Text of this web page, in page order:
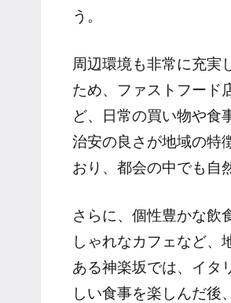
う。
周辺環境も非常に充実
ため、ファストフード
ど、日常の買い物や食
治安の良さが地域の特
おり、都会の中でも自
さらに、個性豊かな飲
しゃれなカフェなど、
ある神楽坂では、イタ
しい食事を楽しんだ後